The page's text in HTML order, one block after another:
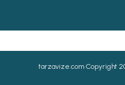
tarzavize.com Copyright